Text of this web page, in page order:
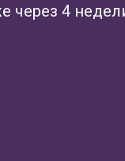
через 4